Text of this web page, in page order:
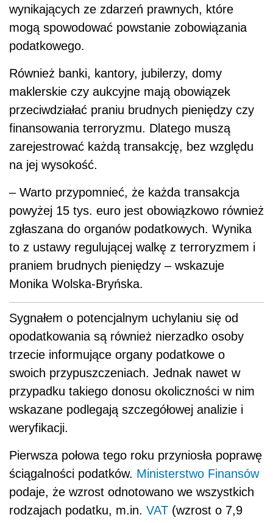
wynikających ze zdarzeń prawnych, które
mogą spowodować powstanie zobowiązania
podatkowego.
Również banki, kantory, jubilerzy, domy
maklerskie czy aukcyjne mają obowiązek
przeciwdziałać praniu brudnych pieniędzy czy
finansowania terroryzmu. Dlatego muszą
zarejestrować każdą transakcję, bez względu
na jej wysokość.
– Warto przypomnieć, że każda transakcja
powyżej 15 tys. euro jest obowiązkowo również
zgłaszana do organów podatkowych. Wynika
to z ustawy regulującej walkę z terroryzmem i
praniem brudnych pieniędzy – wskazuje
Monika Wolska-Bryńska.
Sygnałem o potencjalnym uchylaniu się od
opodatkowania są również nierzadko osoby
trzecie informujące organy podatkowe o
swoich przypuszczeniach. Jednak nawet w
przypadku takiego donosu okoliczności w nim
wskazane podlegają szczegółowej analizie i
weryfikacji.
Pierwsza połowa tego roku przyniosła poprawę
ściągalności podatków. Ministerstwo Finansów
podaje, że wzrost odnotowano we wszystkich
rodzajach podatku, m.in. VAT (wzrost o 7,9